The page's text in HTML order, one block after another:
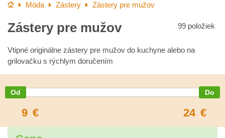
Úvod Móda Zástery Zástery pre mužov
Zástery pre mužov 99 položiek
Vtipné originálne zástery pre mužov do kuchyne alebo na
grilovačku s rýchlym doručením
9 € 24 €